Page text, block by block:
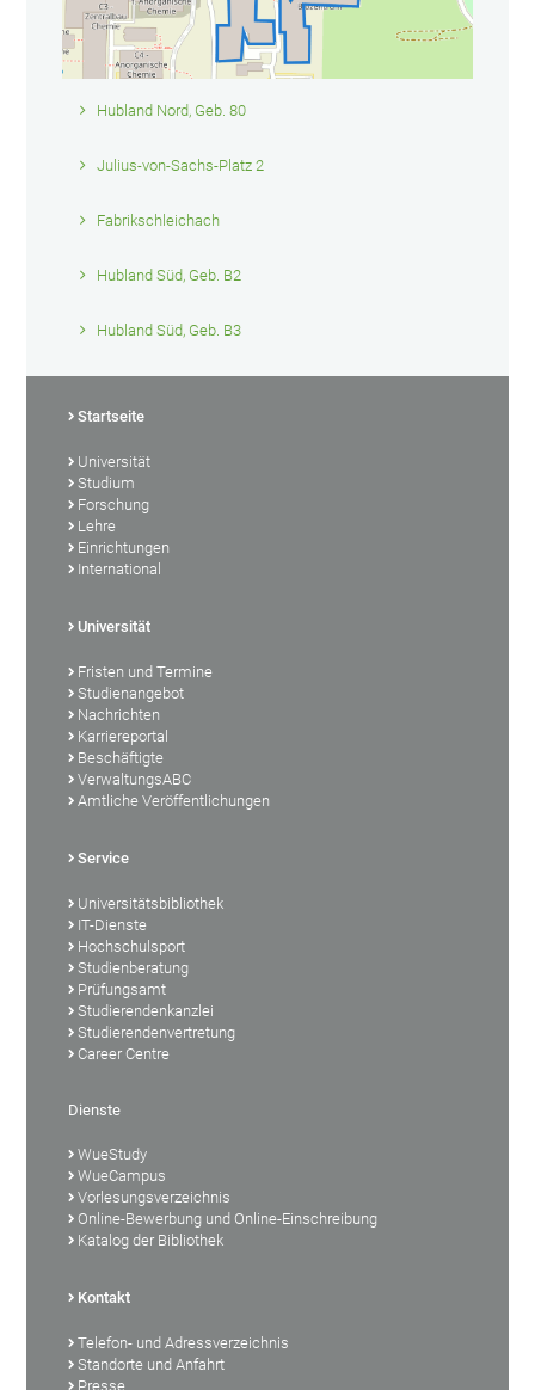
Hubland Nord, Geb. 80
Julius-von-Sachs-Platz 2
Fabrikschleichach
Hubland Süd, Geb. B2
Hubland Süd, Geb. B3
Startseite
Universität
Studium
Forschung
Lehre
Einrichtungen
International
Universität
Fristen und Termine
Studienangebot
Nachrichten
Karriereportal
Beschäftigte
VerwaltungsABC
Amtliche Veröffentlichungen
Service
Universitätsbibliothek
IT-Dienste
Hochschulsport
Studienberatung
Prüfungsamt
Studierendenkanzlei
Studierendenvertretung
Career Centre
Dienste
WueStudy
WueCampus
Vorlesungsverzeichnis
Online-Bewerbung und Online-Einschreibung
Katalog der Bibliothek
Kontakt
Telefon- und Adressverzeichnis
Standorte und Anfahrt
Presse